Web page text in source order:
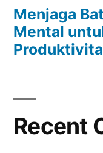
Menjaga
Mental
Recent